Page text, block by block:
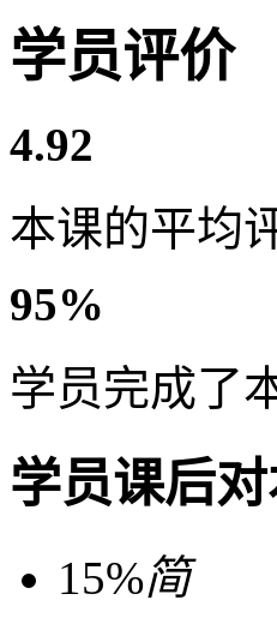
学员评价
4.92
本课的平均
95%
学员完成了
学员课后
15%简